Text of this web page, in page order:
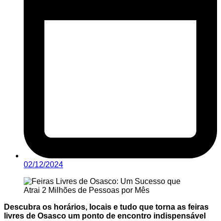
02/12/2024
Descubra os horários, locais e tudo que torna as feiras
livres de Osasco um ponto de encontro indispensável